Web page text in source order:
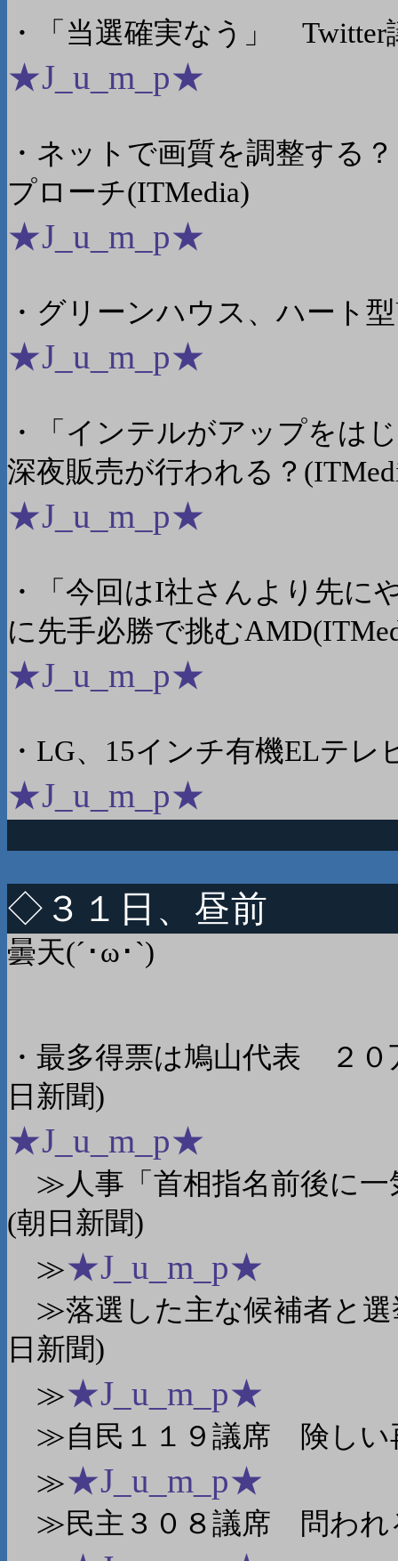
・「当選確実なう」 Twitter
★J_u_m_p★
・ネットで画質を調整する
プローチ(ITMedia)
★J_u_m_p★
・グリーンハウス、ハート
★J_u_m_p★
・「インテルがアップをは
深夜販売が行われる？
★J_u_m_p★
・「今回はI社さんより先
に先手必勝で挑む
★J_u_m_p★
・LG、15インチ有機ELテレ
★J_u_m_p★
◇３１日、昼前
曇天(´･ω･`)
・最多得票は鳩山代表 ２
日新聞)
★J_u_m_p★
≫人事「首相指名前後に
(朝日新聞)
≫★J_u_m_p★
≫落選した主な候補者と選
日新聞)
≫★J_u_m_p★
≫自民１１９議席 険しい
≫★J_u_m_p★
≫民主３０８議席 問われ